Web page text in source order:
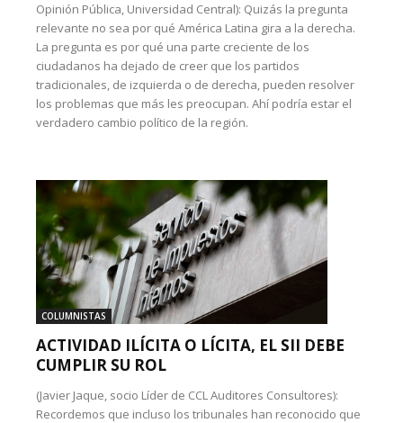
Opinión Pública, Universidad Central): Quizás la pregunta
relevante no sea por qué América Latina gira a la derecha.
La pregunta es por qué una parte creciente de los
ciudadanos ha dejado de creer que los partidos
tradicionales, de izquierda o de derecha, pueden resolver
los problemas que más les preocupan. Ahí podría estar el
verdadero cambio político de la región.
COLUMNISTAS
ACTIVIDAD ILÍCITA O LÍCITA, EL SII DEBE
CUMPLIR SU ROL
(Javier Jaque, socio Líder de CCL Auditores Consultores):
Recordemos que incluso los tribunales han reconocido que